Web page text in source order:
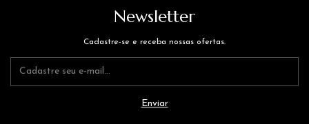
Newsletter
Cadastre-se e receba nossas ofertas.